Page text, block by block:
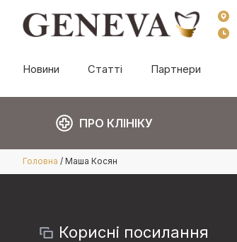
Новини Статті Партнери
ПРО КЛІНІКУ
Головна / Маша Косян
Корисні посилання